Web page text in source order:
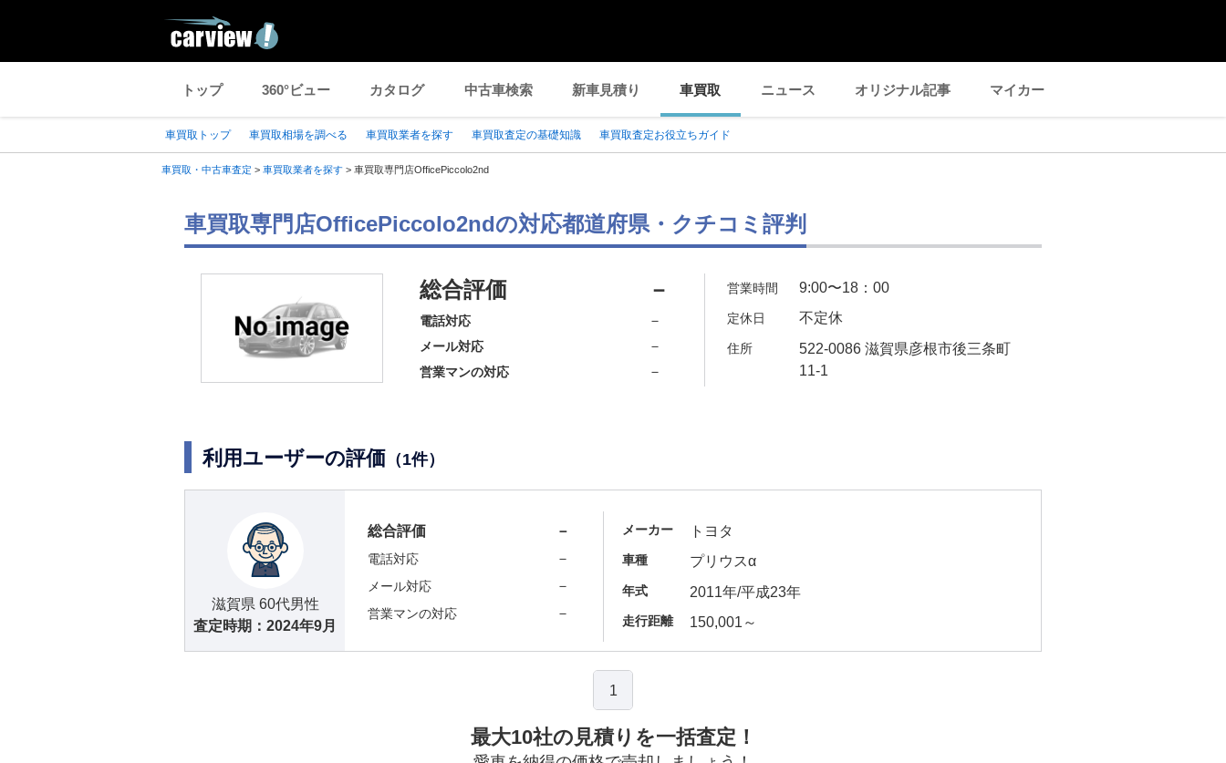
トップ 360°ビュー カタログ 中古車検索 新車見積り 車買取 ニュース オリジナル記事 マイカー
車買取トップ 車買取相場を調べる 車買取業者を探す 車買取査定の基礎知識 車買取査定お役立ちガイド
車買取・中古車査定 > 車買取業者を探す > 車買取専門店OfficePiccolo2nd
車買取専門店OfficePiccolo2ndの対応都道府県・クチコミ評判
総合評価 －
電話対応 －
メール対応 －
営業マンの対応 －
営業時間 9:00〜18：00
定休日 不定休
住所
522-0086 滋賀県彦根市後三条町
11-1
利用ユーザーの評価 （1件）
滋賀県 60代男性
査定時期： 2024年9月
総合評価 －
電話対応 －
メール対応 －
営業マンの対応 －
メーカー トヨタ
車種 プリウスα
年式 2011年/平成23年
走行距離 150,001～
1
最大10社の見積りを一括査定！